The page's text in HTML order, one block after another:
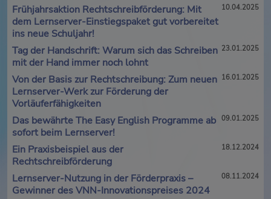
Frühjahrsaktion Rechtschreibförderung: Mit
dem Lernserver-Einstiegspaket gut vorbereitet
ins neue Schuljahr!
10.04.2025
Tag der Handschrift: Warum sich das Schreiben
mit der Hand immer noch lohnt
23.01.2025
Von der Basis zur Rechtschreibung: Zum neuen
Lernserver-Werk zur Förderung der
Vorläuferfähigkeiten
16.01.2025
Das bewährte The Easy English Programme ab
sofort beim Lernserver!
09.01.2025
Ein Praxisbeispiel aus der
Rechtschreibförderung
18.12.2024
Lernserver-Nutzung in der Förderpraxis –
Gewinner des VNN-Innovationspreises 2024
08.11.2024